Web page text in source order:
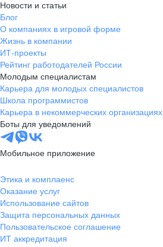
Новости и статьи
Блог
О компаниях в игровой форме
Жизнь в компании
ИТ-проекты
Рейтинг работодателей России
Молодым специалистам
Карьера для молодых специалистов
Школа программистов
Карьера в некоммерческих организациях
Боты для уведомлений
Мобильное приложение
Этика и комплаенс
Оказание услуг
Использование сайтов
Защита персональных данных
Пользовательское соглашение
ИТ аккредитация